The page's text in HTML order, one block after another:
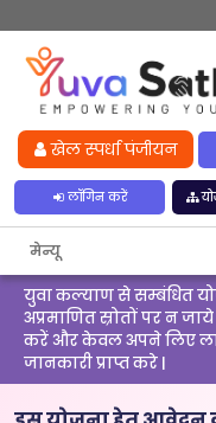
खेल स्पर्धा पंजीयन
लॉगिन करें
मेन्यू
युवा कल्याण से सम्बंधित
अप्रमाणित स्रोतों पर न
करें और केवल अपने लिए
जानकारी प्राप्त करे |